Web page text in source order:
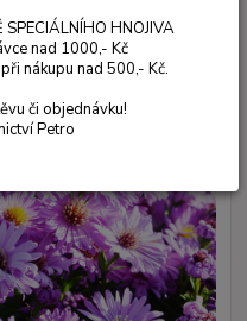
HNOJIVA
nad 1000,- Kč
nákupu nad 500,- Kč.
či objednávku!
Petro